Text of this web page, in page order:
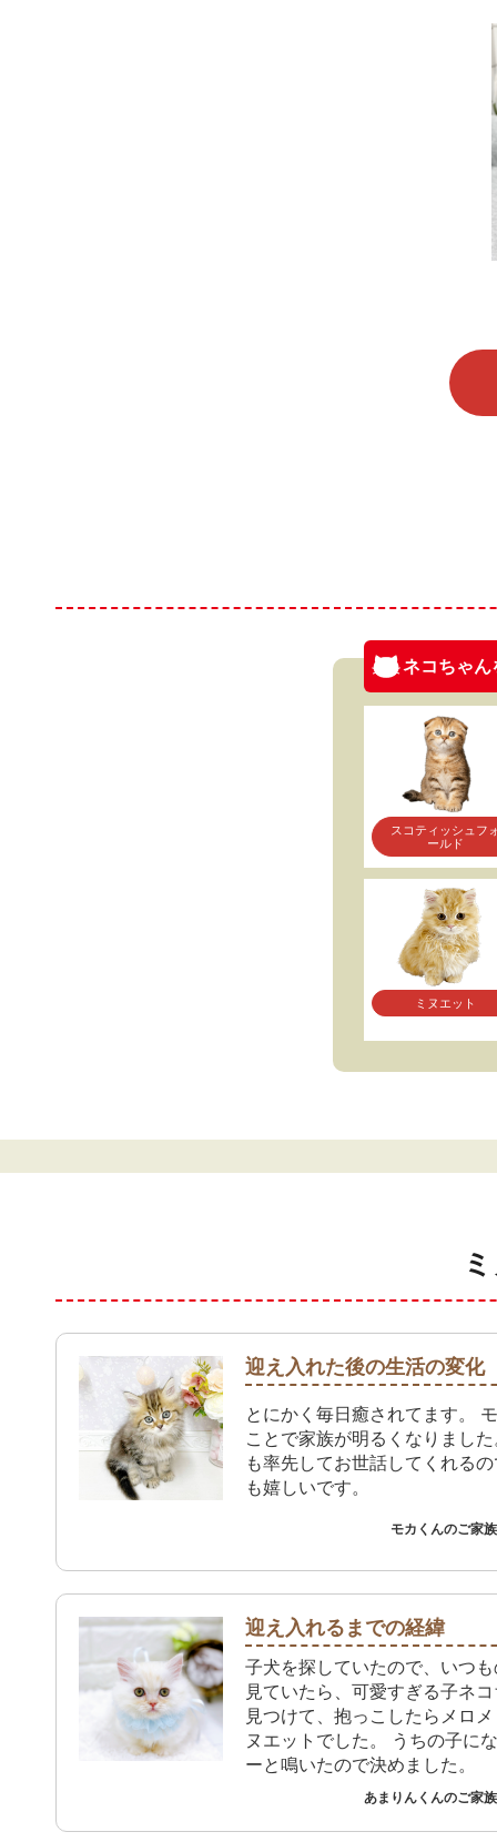
ネコちゃん
スコティッシュフ
ールド
ミヌエット
迎え入れた後の生活の変化
とにかく毎日癒されてます。
ことで家族が明るくなりまし
も率先してお世話してくれる
も嬉しいです。
モカくんのご家
迎え入れるまでの経緯
子犬を探していたので、いつ
見ていたら、可愛すぎる子ネ
見つけて、抱っこしたらメロ
ヌエットでした。 うちの子に
ーと鳴いたので決めました。
あまりんくんのご家